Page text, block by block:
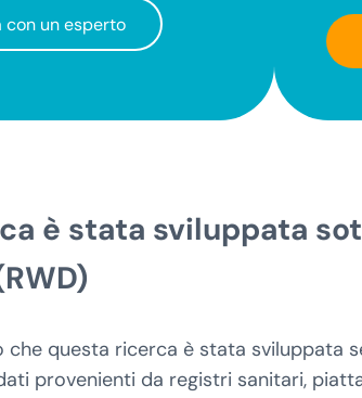
con un esperto
è stata sviluppata
questa ricerca è stata sviluppata
provenienti da registri sanitari,